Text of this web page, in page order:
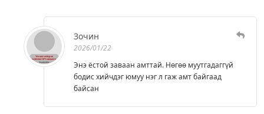
Зочин
2026/01/22
Энэ ёстой заваан амттай. Нөгөө муутгадаггүй
бодис хийчдэг юмуу нэг л гаж амт байгаад
байсан